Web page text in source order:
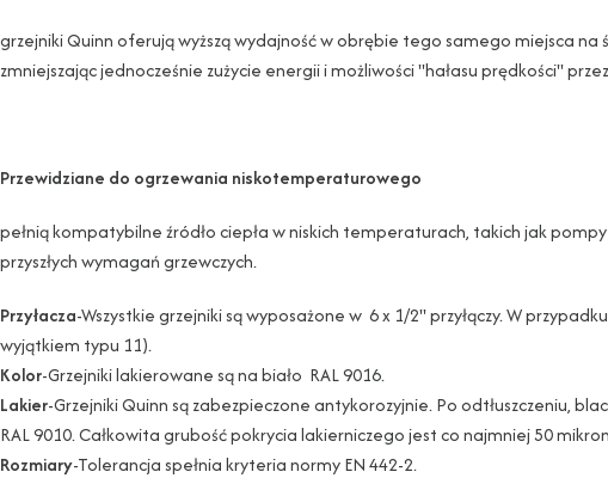
grzejniki Quinn oferują wyższą wydajność w obrębie tego samego miejsca na
zmniejszając jednocześnie zużycie energii i możliwości "hałasu prędkości"
Przewidziane do ogrzewania niskotemperaturowego
pełnią kompatybilne źródło ciepła w niskich temperaturach, takich jak
przyszłych wymagań grzewczych.
Przyłacza-Wszystkie grzejniki są wyposażone w 6 x 1/2" przyłączy. W
wyjątkiem typu 11).
Kolor-Grzejniki lakierowane są na biało RAL 9016.
Lakier-Grzejniki Quinn są zabezpieczone antykorozyjnie. Po odtłuszczeniu,
RAL 9010. Całkowita grubość pokrycia lakierniczego jest co najmniej 50
Rozmiary-Tolerancja spełnia kryteria normy EN 442-2.